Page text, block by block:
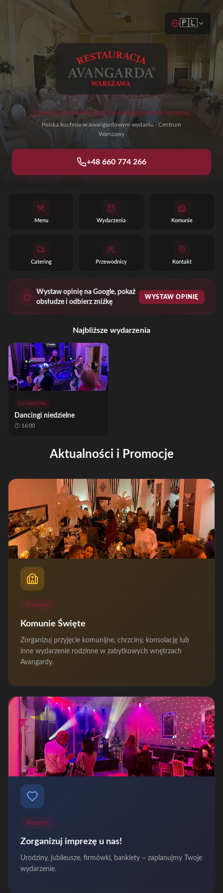
🇵🇱
„Zasmakuj w polskiej kuchni w awangardowym wydaniu."
Polska kuchnia w awangardowym wydaniu · Centrum
Warszawy
+48 660 774 266
Menu Wydarzenia Komunie
Catering Przewodnicy Kontakt
Wystaw opinię na Google, pokaż
obsłudze i odbierz zniżkę
WYSTAW OPINIĘ
Najbliższe wydarzenia
Co niedzielę
Dancingi niedzielne
🕐 16:00
Aktualności i Promocje
Komunie
Komunie Święte
Zorganizuj przyjęcie komunijne, chrzciny, konsolację lub
inne wydarzenie rodzinne w zabytkowych wnętrzach
Avangardy.
Imprezy
Zorganizuj imprezę u nas!
Urodziny, jubileusze, firmówki, bankiety – zaplanujmy Twoje
wydarzenie.